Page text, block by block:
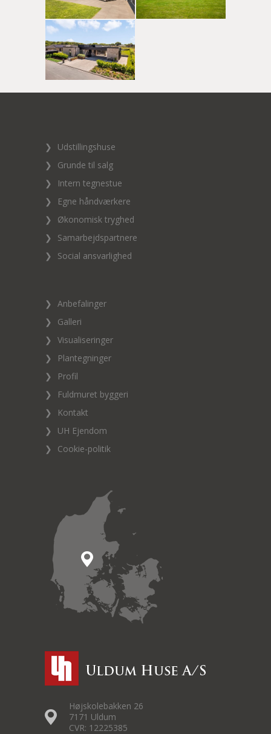
❯
Udstillingshuse
❯
Grunde til salg
❯
Intern tegnestue
❯
Egne håndværkere
❯
Økonomisk tryghed
❯
Samarbejdspartnere
❯
Social ansvarlighed
❯ Anbefalinger
❯
Galleri
❯ Visualiseringer
❯
Plantegninger
❯
Profil
❯
Fuldmuret byggeri
❯
Kontakt
❯
UH Ejendom
❯
Cookie-politik
Højskolebakken 26
7171 Uldum
CVR: 12225385